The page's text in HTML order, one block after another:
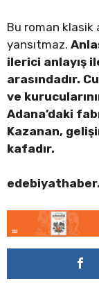
Bu roman
yansıtmaz.
ilerici anlayış
arasındadır.
ve
Adana’daki
Kazanan,
kafadır.